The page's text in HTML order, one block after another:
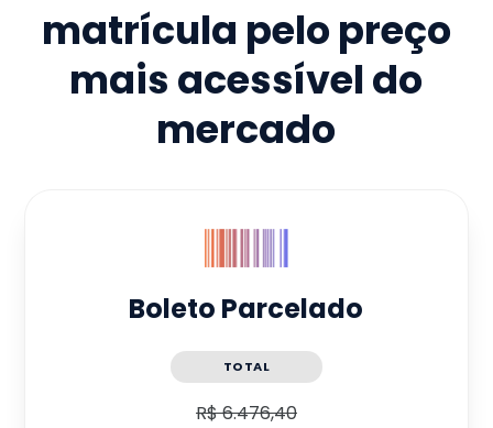
matrícula pelo preço
mais acessível do
mercado
Boleto Parcelado
TOTAL
R$ 6.476,40